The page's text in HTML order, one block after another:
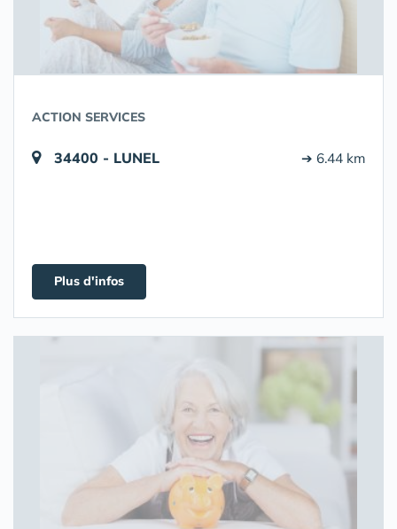
ACTION SERVICES
34400 - LUNEL ➔ 6.44 km
Plus d'infos